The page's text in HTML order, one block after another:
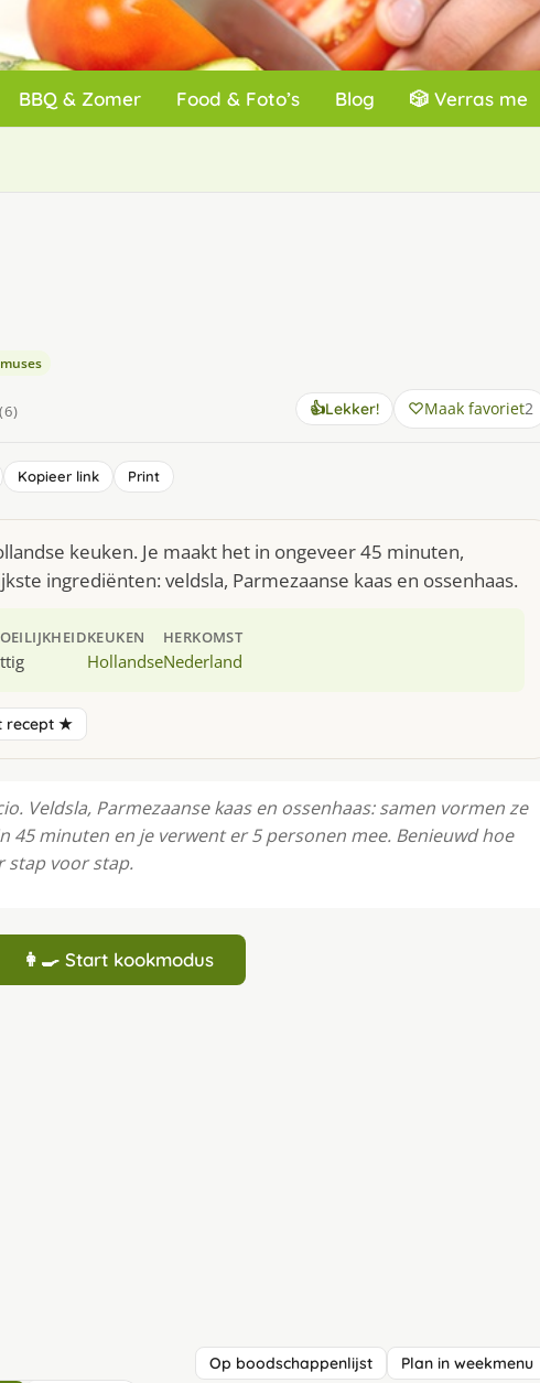
BBQ & Zomer Food & Foto’s Blog 🎲 Verras me
👍Lekker! Maak favoriet2
Kopieer link Print
keuken. Je maakt het in ongeveer 45 minuten,
ingrediënten: veldsla, Parmezaanse kaas en ossenhaas.
KEUKEN
Hollandse
HERKOMST
Nederland
recept ★
Veldsla, Parmezaanse kaas en ossenhaas: samen vormen ze
45 minuten en je verwent er 5 personen mee. Benieuwd hoe
stap voor stap.
👩‍🍳 Start kookmodus
Op boodschappenlijst Plan in weekmenu